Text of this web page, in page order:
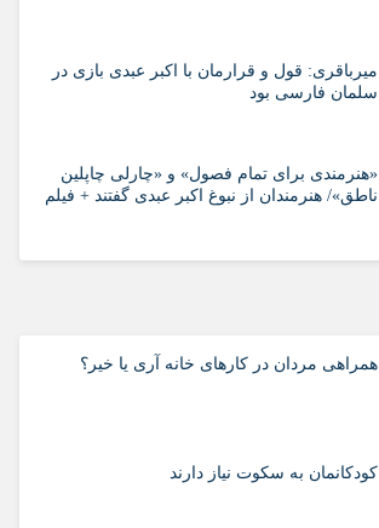
میرباقری: قول و قرارمان با اکبر عبدی بازی در
سلمان فارسی بود
«هنرمندی برای تمام فصول» و «چارلی چاپلین
ناطق»/ هنرمندان از نبوغ اکبر عبدی گفتند + فیلم
همراهی مردان در کارهای خانه آری یا خیر؟
کودکانمان به سکوت نیاز دارند